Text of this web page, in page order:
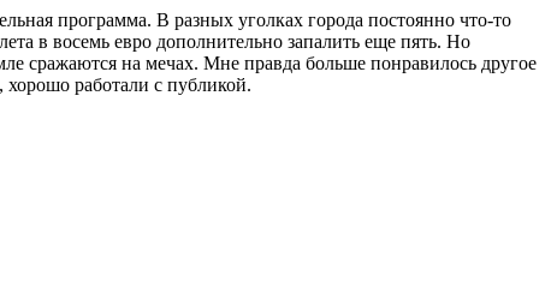
программа. В разных уголках города постоянно что-то
в восемь евро дополнительно запалить еще пять. Но
сражаются на мечах. Мне правда больше понравилось другое
работали с публикой.